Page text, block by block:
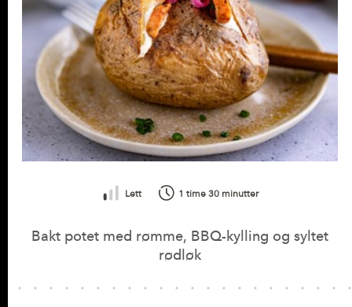
Lett 1 time 30 minutter
Bakt potet med rømme, BBQ-kylling og syltet
rødløk